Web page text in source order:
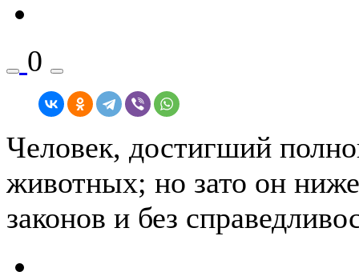
0
Человек, достигший
животных; но зато он
законов и без